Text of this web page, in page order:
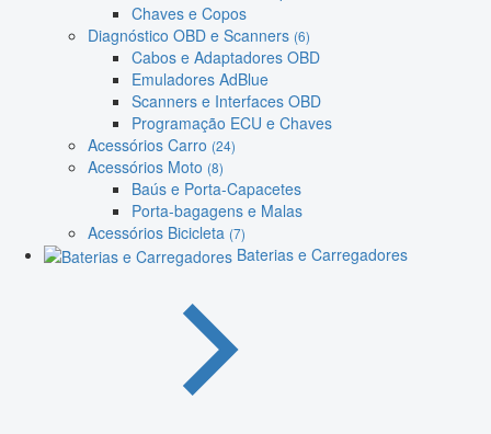
Chaves e Copos
Diagnóstico OBD e Scanners (6)
Cabos e Adaptadores OBD
Emuladores AdBlue
Scanners e Interfaces OBD
Programação ECU e Chaves
Acessórios Carro (24)
Acessórios Moto (8)
Baús e Porta-Capacetes
Porta-bagagens e Malas
Acessórios Bicicleta (7)
Baterias e Carregadores